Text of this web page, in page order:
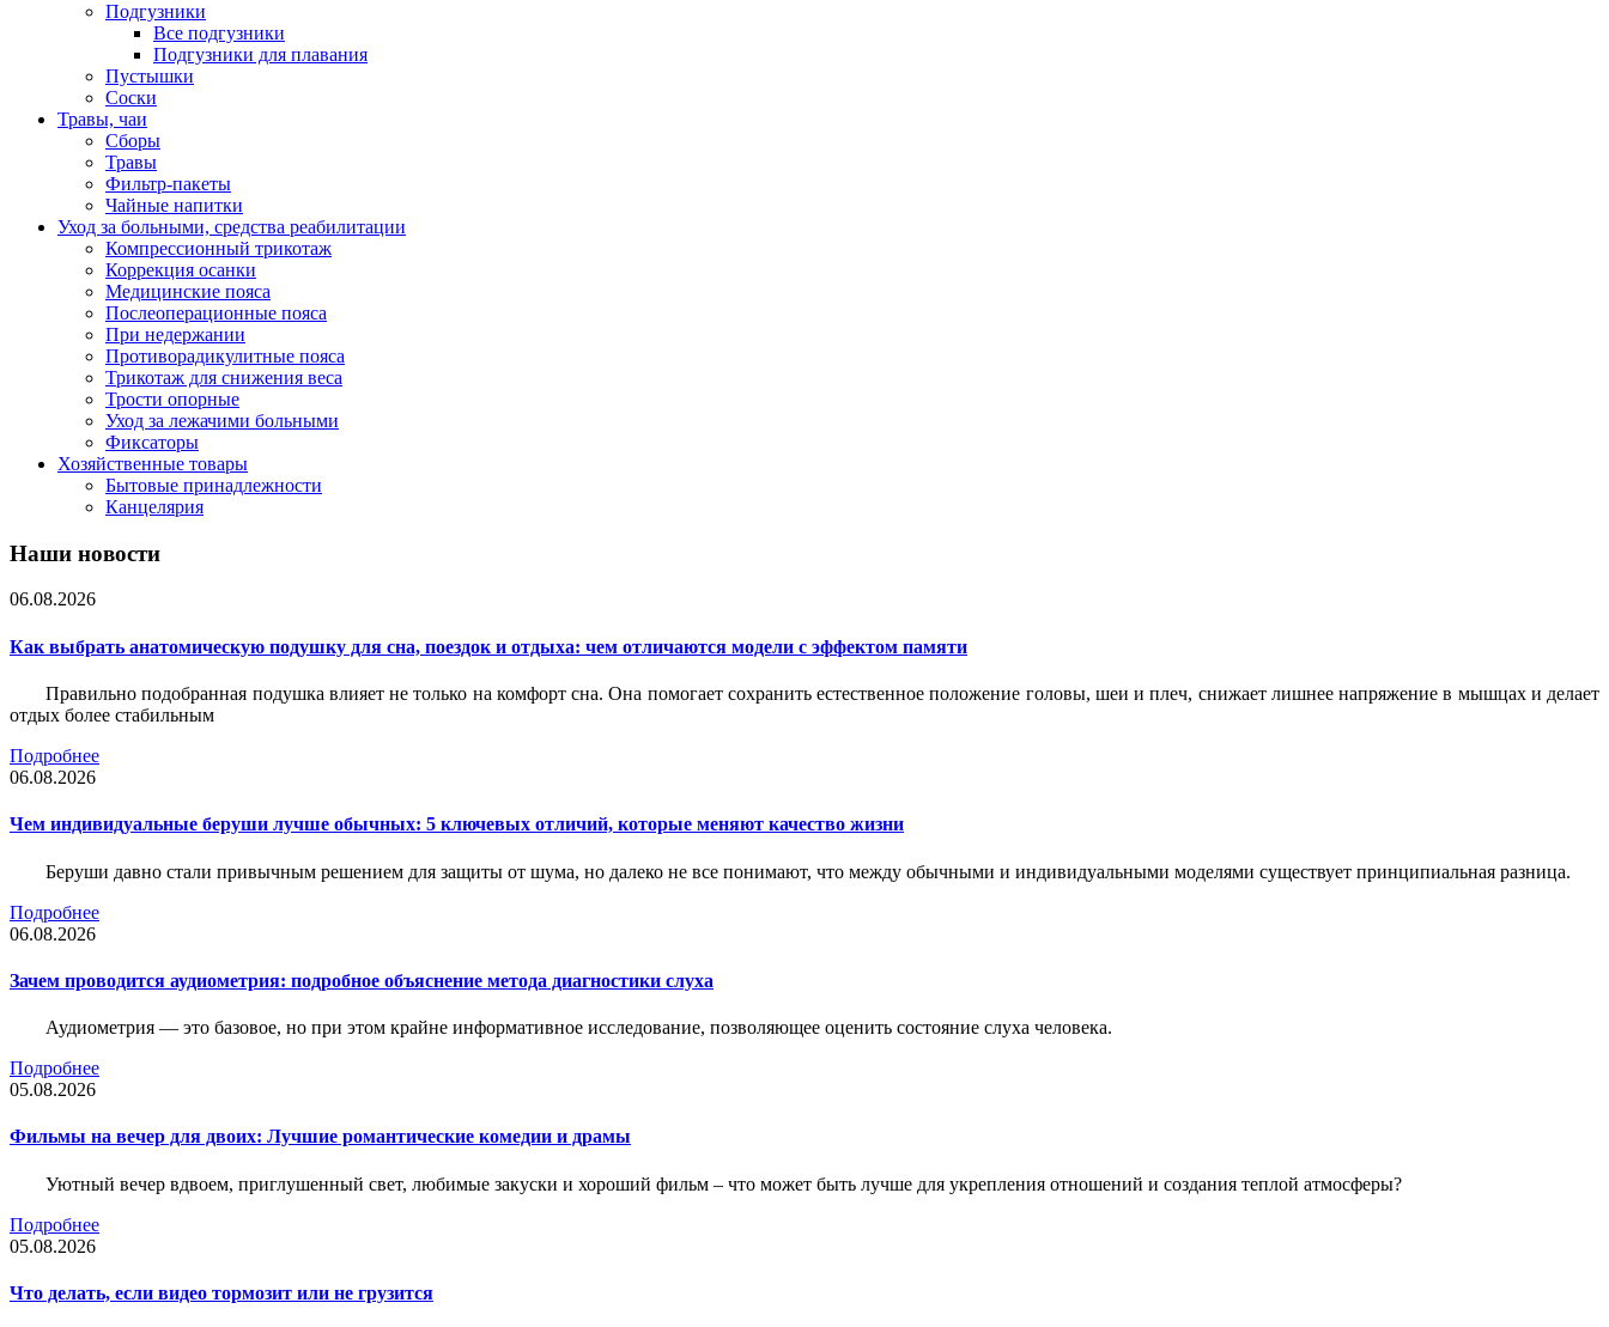
Подгузники
Все подгузники
Подгузники для плавания
Пустышки
Соски
Травы, чаи
Сборы
Травы
Фильтр-пакеты
Чайные напитки
Уход за больными, средства реабилитации
Компрессионный трикотаж
Коррекция осанки
Медицинские пояса
Послеоперационные пояса
При недержании
Противорадикулитные пояса
Трикотаж для снижения веса
Трости опорные
Уход за лежачими больными
Фиксаторы
Хозяйственные товары
Бытовые принадлежности
Канцелярия
Наши новости
06.08.2026
Как выбрать анатомическую подушку для сна, поездок и отдыха: чем отличаются модели с эффектом памяти
Правильно подобранная подушка влияет не только на комфорт сна. Она помогает сохранить естественное положение головы, шеи и плеч, снижает лишнее напряжение в мышцах и делает
отдых более стабильным
Подробнее
06.08.2026
Чем индивидуальные беруши лучше обычных: 5 ключевых отличий, которые меняют качество жизни
Беруши давно стали привычным решением для защиты от шума, но далеко не все понимают, что между обычными и индивидуальными моделями существует принципиальная разница.
Подробнее
06.08.2026
Зачем проводится аудиометрия: подробное объяснение метода диагностики слуха
Аудиометрия — это базовое, но при этом крайне информативное исследование, позволяющее оценить состояние слуха человека.
Подробнее
05.08.2026
Фильмы на вечер для двоих: Лучшие романтические комедии и драмы
Уютный вечер вдвоем, приглушенный свет, любимые закуски и хороший фильм – что может быть лучше для укрепления отношений и создания теплой атмосферы?
Подробнее
05.08.2026
Что делать, если видео тормозит или не грузится